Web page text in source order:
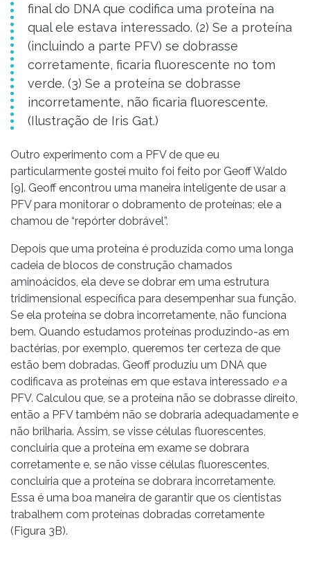
final do DNA que codifica uma proteína na
qual ele estava interessado. (2) Se a proteína
(incluindo a parte PFV) se dobrasse
corretamente, ficaria fluorescente no tom
verde. (3) Se a proteína se dobrasse
incorretamente, não ficaria fluorescente.
(Ilustração de Iris Gat.)
Outro experimento com a PFV de que eu
particularmente gostei muito foi feito por Geoff Waldo
[9]. Geoff encontrou uma maneira inteligente de usar a
PFV para monitorar o dobramento de proteínas; ele a
chamou de “repórter dobrável”.
Depois que uma proteína é produzida como uma longa
cadeia de blocos de construção chamados
aminoácidos, ela deve se dobrar em uma estrutura
tridimensional específica para desempenhar sua função.
Se ela proteína se dobra incorretamente, não funciona
bem. Quando estudamos proteínas produzindo-as em
bactérias, por exemplo, queremos ter certeza de que
estão bem dobradas. Geoff produziu um DNA que
codificava as proteínas em que estava interessado ea
PFV. Calculou que, se a proteína não se dobrasse direito,
então a PFV também não se dobraria adequadamente e
não brilharia. Assim, se visse células fluorescentes,
concluiria que a proteína em exame se dobrara
corretamente e, se não visse células fluorescentes,
concluiria que a proteína se dobrara incorretamente.
Essa é uma boa maneira de garantir que os cientistas
trabalhem com proteínas dobradas corretamente
(Figura 3B).